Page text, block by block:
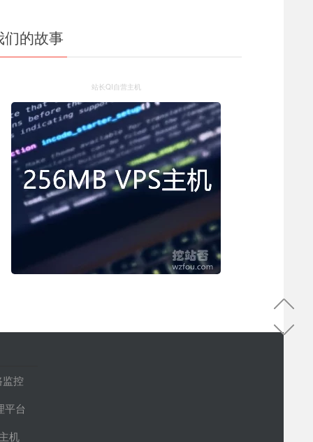
们的故事
站长QI自营主机
控
平台
机